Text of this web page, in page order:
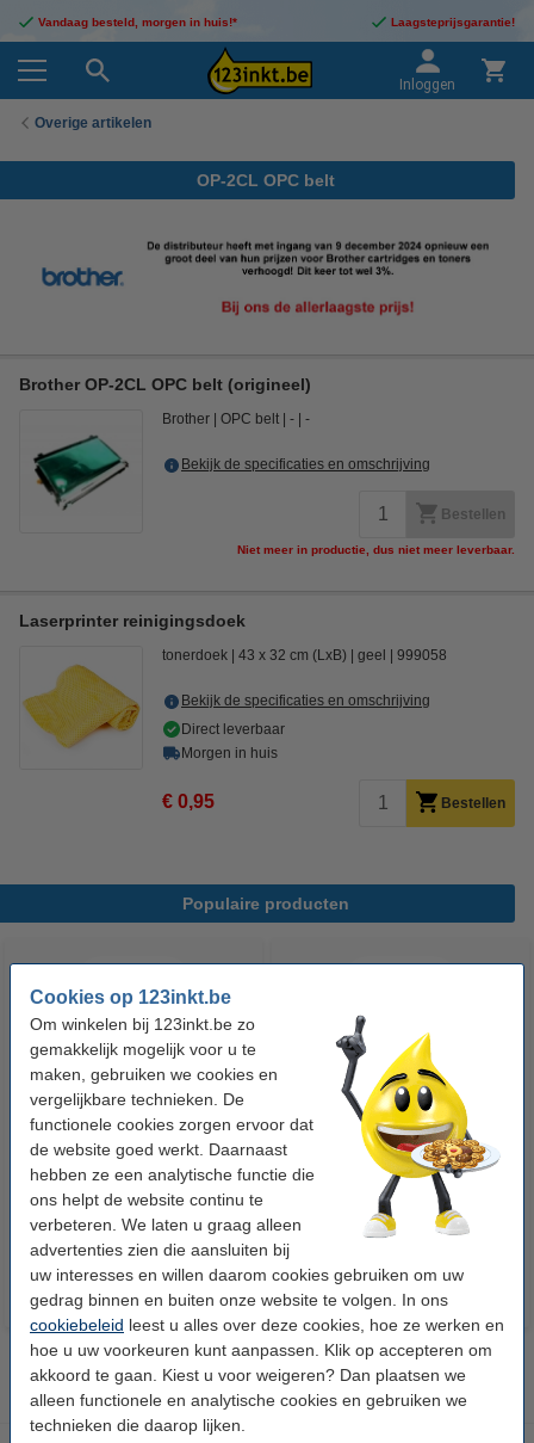
Cookies op 123inkt.be
Om winkelen bij 123inkt.be zo
gemakkelijk mogelijk voor u te
maken, gebruiken we cookies en
vergelijkbare technieken. De
functionele cookies zorgen ervoor dat
de website goed werkt. Daarnaast
hebben ze een analytische functie die
ons helpt de website continu te
verbeteren. We laten u graag alleen
advertenties zien die aansluiten bij
uw interesses en willen daarom cookies gebruiken om uw
gedrag binnen en buiten onze website te volgen. In ons
cookiebeleid leest u alles over deze cookies, hoe ze werken en
hoe u uw voorkeuren kunt aanpassen. Klik op accepteren om
akkoord te gaan. Kiest u voor weigeren? Dan plaatsen we
alleen functionele en analytische cookies en gebruiken we
technieken die daarop lijken.
Vandaag besteld, morgen in huis!* Laagsteprijsgarantie!
Inloggen
Overige artikelen
OP-2CL OPC belt
Brother OP-2CL OPC belt (origineel)
Brother OPC belt - -
Bekijk de specificaties en omschrijving
Bestellen
Niet meer in productie, dus niet meer leverbaar.
Laserprinter reinigingsdoek
tonerdoek 43 x 32 cm (LxB) geel 999058
Bekijk de specificaties en omschrijving
Direct leverbaar
Morgen in huis
€ 0,95 Bestellen
Populaire producten
123inkt kopieerpapier 1 pak van
500 vellen A4 - 80 g/m²
€ 7,25
123inkt kopieerpapier 1 doos
van 2500 vellen A4 - 80 g/m²
€ 33,50 Incl. 21% btw